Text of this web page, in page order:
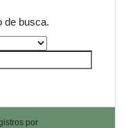
de busca.
por